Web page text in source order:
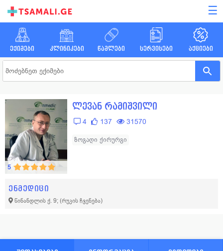
☰
ექიმები კლინიკები წამლები სერვისები აქციები
5
ლევან რამიშვილი
4 137 31570
ზოგადი ქირურგი
ენმედიცი
წინანდლის ქ. 9; (რუკის ჩვენება)